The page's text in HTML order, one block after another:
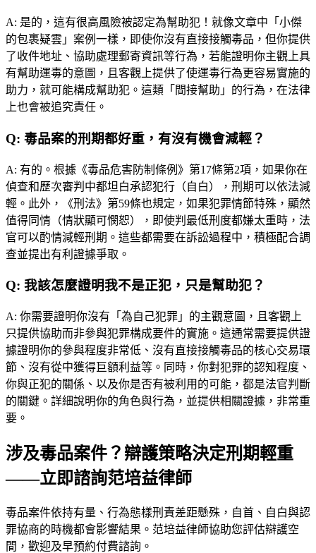
A: 是的，這有很高風險被認定為幫助犯！就像文章中「小傑
的包裹疑雲」案例一樣，即使你沒有直接接觸毒品，但你提供
了收件地址、協助處理郵寄資訊等行為，若能證明你主觀上具
有幫助運毒的意圖，且客觀上提供了使運毒行為更容易實施的
助力，就可能構成幫助犯。這類「間接幫助」的行為，在法律
上也會被追究責任。
Q: 毒品案的刑期都好重，有沒有機會減輕？
A: 有的。根據《毒品危害防制條例》第17條第2項，如果你在
偵查和歷次審判中都坦白承認犯行（自白），刑期可以依法減
輕。此外，《刑法》第59條也規定，如果犯罪情節特殊，顯然
值得同情（情狀顯可憫恕），即使判最低刑度都嫌太重時，法
官可以酌情減輕刑期。這些都需要在訴訟過程中，積極配合調
查並提出有利證據爭取。
Q: 我該怎麼證明我不是正犯，只是幫助犯？
A: 你需要證明你沒有「為自己犯罪」的主觀意圖，且客觀上
只提供協助而非參與犯罪構成要件的實施。這通常需要提供證
據證明你的參與程度非常低、沒有直接接觸毒品的核心交易環
節、沒有從中獲得巨額利益等。同時，你對犯罪的認知程度、
你與正犯的關係、以及你是否有被利用的可能，都是法官判斷
的關鍵。詳細說明你的角色與行為，並提供相關證據，非常重
要。
涉及毒品案件？辯護策略決定刑期輕重
——立即諮詢范培益律師
毒品案件依持有量、行為態樣刑責差距懸殊，自首、自白與認
罪協商的時機都會影響結果。 范培益律師協助您評估辯護空
間，歡迎及早預約付費諮詢。